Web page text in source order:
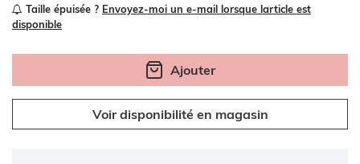
Taille épuisée ? Envoyez-moi un e-mail lorsque larticle est
disponible
Ajouter
Voir disponibilité en magasin